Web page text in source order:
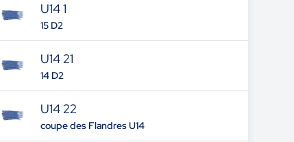
U14 1
15 D2
U14 21
14 D2
U14 22
coupe des Flandres U14